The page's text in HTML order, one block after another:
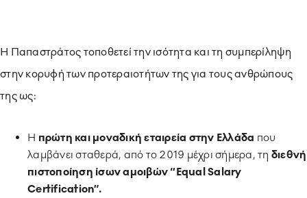
H Παπαστράτος τοποθετεί την ισότητα και τη συμπερίληψη
στην κορυφή των προτεραιοτήτων της για τους ανθρώπους
της ως:
Η πρώτη και μοναδική εταιρεία στην Ελλάδα που
λαμβάνει σταθερά, από το 2019 μέχρι σήμερα, τη διεθνή
πιστοποίηση ίσων αμοιβών “Equal Salary
Certification”.